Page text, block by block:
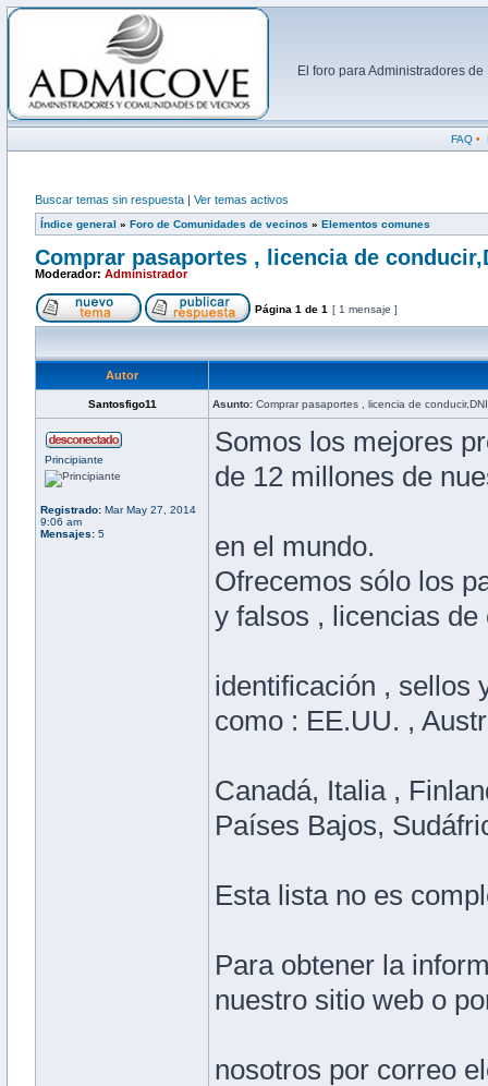
El foro para Administradores
FAQ •
Buscar temas sin respuesta | Ver temas activos
Índice general » Foro de Comunidades de vecinos » Elementos comunes
Comprar pasaportes , licencia de
Moderador: Administrador
Página 1 de 1 [ 1 mensaje ]
Autor
Santosfigo11 Asunto: Comprar pasaportes , licencia de conducir,DNI
Principiante
Registrado: Mar May 27, 2014
9:06 am
Mensajes: 5
Somos los mejores
de 12 millones de
en el mundo.
Ofrecemos sólo los
y falsos , licencias
identificación , sellos
como : EE.UU. ,
Canadá, Italia ,
Países Bajos,
Esta lista no es
Para obtener la
nuestro sitio web o
nosotros por correo